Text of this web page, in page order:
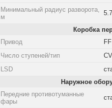
Минимальный радиус разворота,
м
5.7
Коробка
Привод
FF
Число ступеней/тип
LSD
Наружное
Передние противотуманные
фары